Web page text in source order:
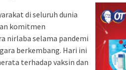
di seluruh dunia
komitmen
nirlaba selama pandemi
berkembang. Hari ini
terhadap vaksin dan